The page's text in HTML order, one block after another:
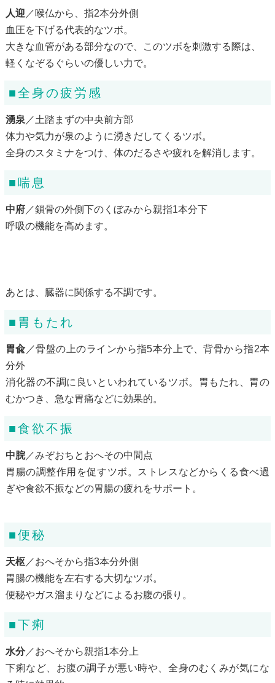
人迎 ／喉仏から、指2本分外側
血圧を下げる代表的なツボ。
大きな血管がある部分なので、このツボを刺激する際は、
軽くなぞるぐらいの優しい力で。
■全身の疲労感
湧泉 ／土踏まずの中央前方部
体力や気力が泉のように湧きだしてくるツボ。
全身のスタミナをつけ、体のだるさや疲れを解消します。
■喘息
中府／鎖骨の外側下のくぼみから親指1本分下
呼吸の機能を高めます。
あとは、臓器に関係する不調です。
■胃もたれ
胃兪 ／骨盤の上のラインから指5本分上で、背骨から指2本
分外
消化器の不調に良いといわれているツボ。胃もたれ、胃の
むかつき、急な胃痛などに効果的。
■食欲不振
中脘／みぞおちとおへその中間点
胃腸の調整作用を促すツボ。ストレスなどからくる食べ過
ぎや食欲不振などの胃腸の疲れをサポート。
■便秘
天枢／おへそから指3本分外側
胃腸の機能を左右する大切なツボ。
便秘やガス溜まりなどによるお腹の張り。
■下痢
水分／おへそから親指1本分上
下痢など、お腹の調子が悪い時や、全身のむくみが気にな